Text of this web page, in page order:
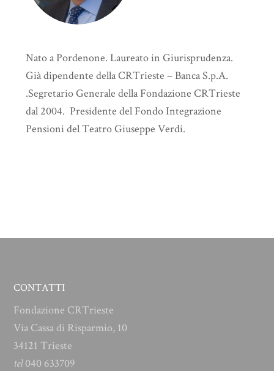
Nato a Pordenone. Laureato in Giurisprudenza.
Già dipendente della CRTrieste – Banca S.p.A.
.Segretario Generale della Fondazione CRTrieste
dal 2004. Presidente del Fondo Integrazione
Pensioni del Teatro Giuseppe Verdi.
CONTATTI
Fondazione CRTrieste
Via Cassa di Risparmio, 10
34121 Trieste
tel040 633709